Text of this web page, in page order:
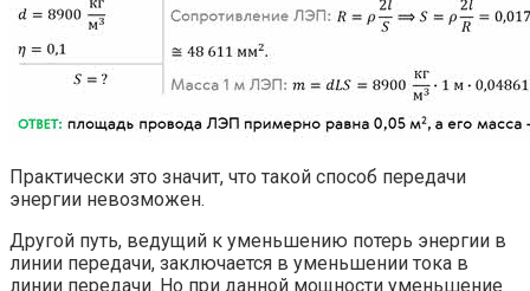
Практически это значит, что такой способ передачи
энергии невозможен.
Другой путь, ведущий к уменьшению потерь энергии в
линии передачи, заключается в уменьшении тока в
линии передачи. Но при данной мощности уменьшение